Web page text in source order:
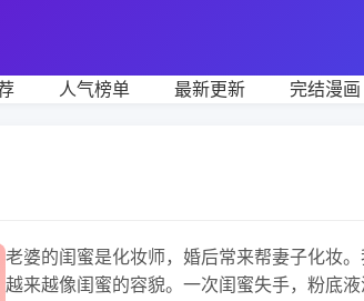
人气榜单 最新更新 完结漫画
老婆的闺蜜是化妆师，婚后常来帮妻子化妆。
越来越像闺蜜的容貌。一次闺蜜失手，粉底